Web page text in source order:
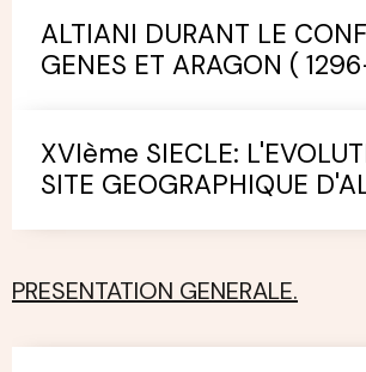
ALTIANI DURANT LE
GENES ET ARAGON (
XVIème SIECLE:
SITE GEOGRAPHIQUE
PRESENTATION GENERALE.